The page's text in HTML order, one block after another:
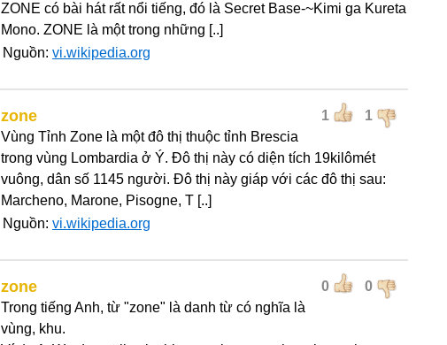
ZONE có bài hát rất nổi tiếng, đó là Secret Base-~Kimi ga Kureta
Mono. ZONE là một trong những [..]
Nguồn: vi.wikipedia.org
1 1
zone
Vùng Tỉnh Zone là một đô thị thuộc tỉnh Brescia
trong vùng Lombardia ở Ý. Đô thị này có diện tích 19kilômét
vuông, dân số 1145 người. Đô thị này giáp với các đô thị sau:
Marcheno, Marone, Pisogne, T [..]
Nguồn: vi.wikipedia.org
0 0
zone
Trong tiếng Anh, từ "zone" là danh từ có nghĩa là
vùng, khu.